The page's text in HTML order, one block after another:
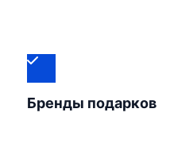
Бренды подарков